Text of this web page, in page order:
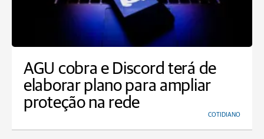
AGU cobra e Discord terá de
elaborar plano para ampliar
proteção na rede
COTIDIANO